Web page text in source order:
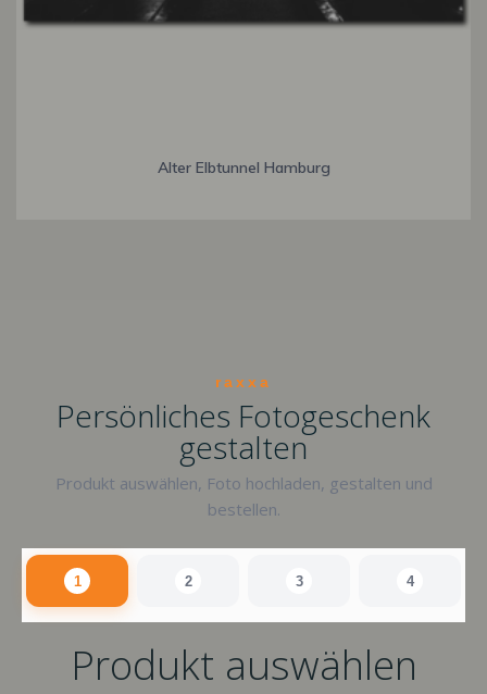
Alter Elbtunnel Hamburg
raxxa
Persönliches Fotogeschenk
gestalten
Produkt auswählen, Foto hochladen, gestalten und
bestellen.
1 2 3 4
Produkt auswählen